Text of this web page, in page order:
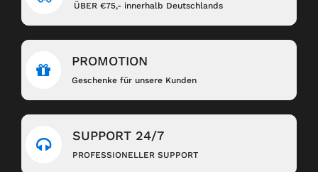
ÜBER €75,- innerhalb Deutschlands
PROMOTION
Geschenke für unsere Kunden
SUPPORT 24/7
PROFESSIONELLER SUPPORT